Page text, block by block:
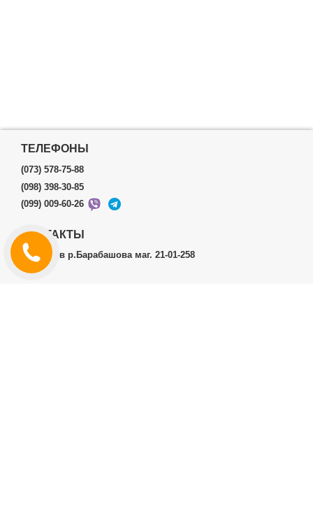
ТЕЛЕФОНЫ
(073) 578-75-88
(098) 398-30-85
(099) 009-60-26
КОНТАКТЫ
г.Харьков р.Барабашова маг. 21-01-258